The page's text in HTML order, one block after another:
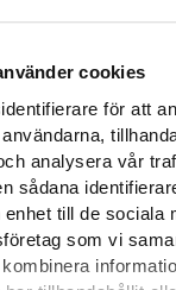
cookies
för att
analysera vår
sådana
till de sociala
som vi